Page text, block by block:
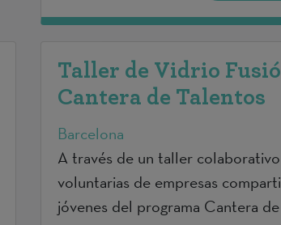
Taller de Vidrio
Cantera de Talentos
Barcelona
A través de un taller
voluntarias de empresas
jóvenes del programa Cantera